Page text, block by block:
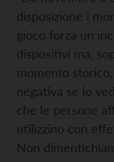
disposizione i
gioco forza un
dispositivi ma,
momento
negativa se lo
che le persone
utilizzino con
Non